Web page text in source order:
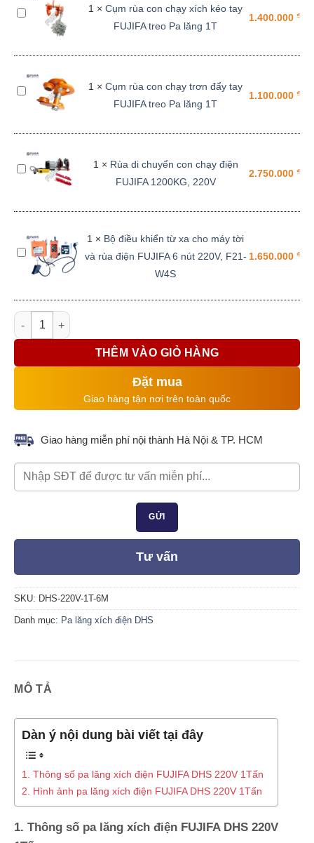
cho
nút
Cụm
xích
kéo
lăng
1 × Cụm rùa con chạy xích kéo tay
FUJIFA treo Pa lăng 1T
1.400.000 ₫
Cụm
trơn
đẩy
lăng
1 × Cụm rùa con chạy trơn đẩy tay
FUJIFA treo Pa lăng 1T
1.100.000 ₫
Rùa
chạy
điện
FUJIFA
220V
1 × Rùa di chuyển con chạy điện
FUJIFA 1200KG, 220V
2.750.000 ₫
Bộ
điều
từ
xa
cho
tời
điện
6
nút
220V,
F21-
1 × Bộ điều khiển từ xa cho máy tời
và rùa điện FUJIFA 6 nút 220V, F21-
W4S
1.650.000 ₫
Pa lăng xích điện FUJIFA DHS 220V 1Tấn 6M số lượng
THÊM VÀO GIỎ HÀNG
Đặt mua
Giao hàng tận nơi trên toàn quốc
Giao hàng miễn phí nội thành Hà Nội & TP. HCM
Tư vấn
SKU: DHS-220V-1T-6M
Danh mục: Pa lăng xích điện DHS
MÔ TẢ
Dàn ý nội dung bài viết tại đây
1. Thông số pa lăng xích điện FUJIFA DHS 220V 1Tấn
2. Hình ảnh pa lăng xích điện FUJIFA DHS 220V 1Tấn
1. Thông số pa lăng xích điện FUJIFA DHS 220V